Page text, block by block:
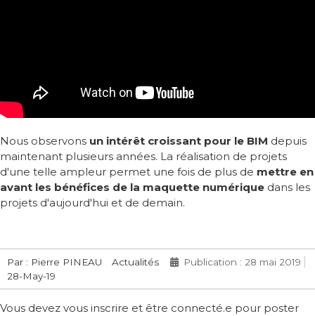
Nous observons un intérêt croissant pour le BIM depuis
maintenant plusieurs années. La réalisation de projets
d'une telle ampleur permet une fois de plus de mettre en
avant les bénéfices de la maquette numérique dans les
projets d'aujourd'hui et de demain.
Par : Pierre PINEAU Actualités
Publication : 28 mai 2019
28-May-19
Vous devez vous inscrire et être connecté.e pour poster